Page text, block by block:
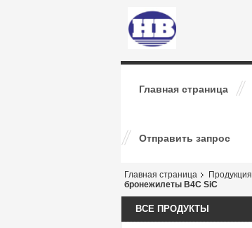
Главная страница
Отправить запрос
Главная страница Продукция
бронежилеты B4C SiC
ВСЕ ПРОДУКТЫ